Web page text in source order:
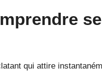
qui attire